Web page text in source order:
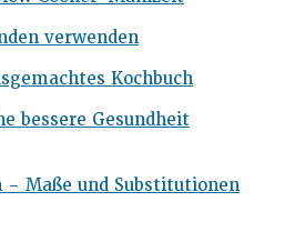
verwenden
Kochbuch
bessere Gesundheit
– Maße und Substitutionen